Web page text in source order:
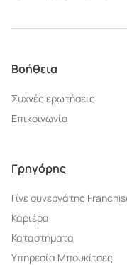
Βοήθεια
Συχνές ερωτήσεις
Επικοινωνία
Γρηγόρης
Γίνε συνεργάτης
Καριέρα
Καταστήματα
Υπηρεσία Μπουκίτσες